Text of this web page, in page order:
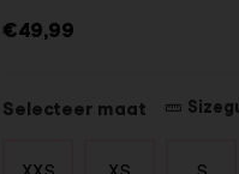
€49,99
Selecteer maat